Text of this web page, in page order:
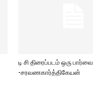
டி சி திரைப்படம் ஒரு பார்வை
-சரவணகார்த்திகேயன்